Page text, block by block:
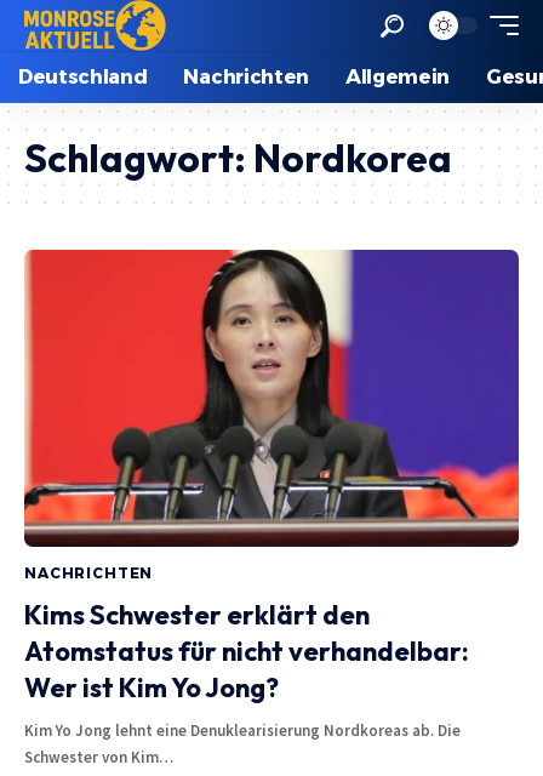
Deutschland Nachrichten Allgemein
Schlagwort: Nordkorea
NACHRICHTEN
Kims Schwester erklärt den
Atomstatus für nicht verhandelbar:
Wer ist Kim Yo Jong?
Kim Yo Jong lehnt eine Denuklearisierung Nordkoreas ab. Die
Schwester von Kim…